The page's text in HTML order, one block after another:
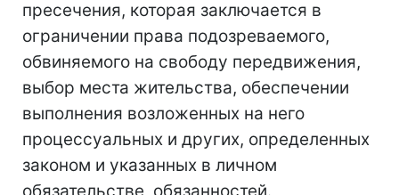
пресечения, которая заключается в
ограничении права подозреваемого,
обвиняемого на свободу передвижения,
выбор места жительства, обеспечении
выполнения возложенных на него
процессуальных и других, определенных
законом и указанных в личном
обязательстве, обязанностей.